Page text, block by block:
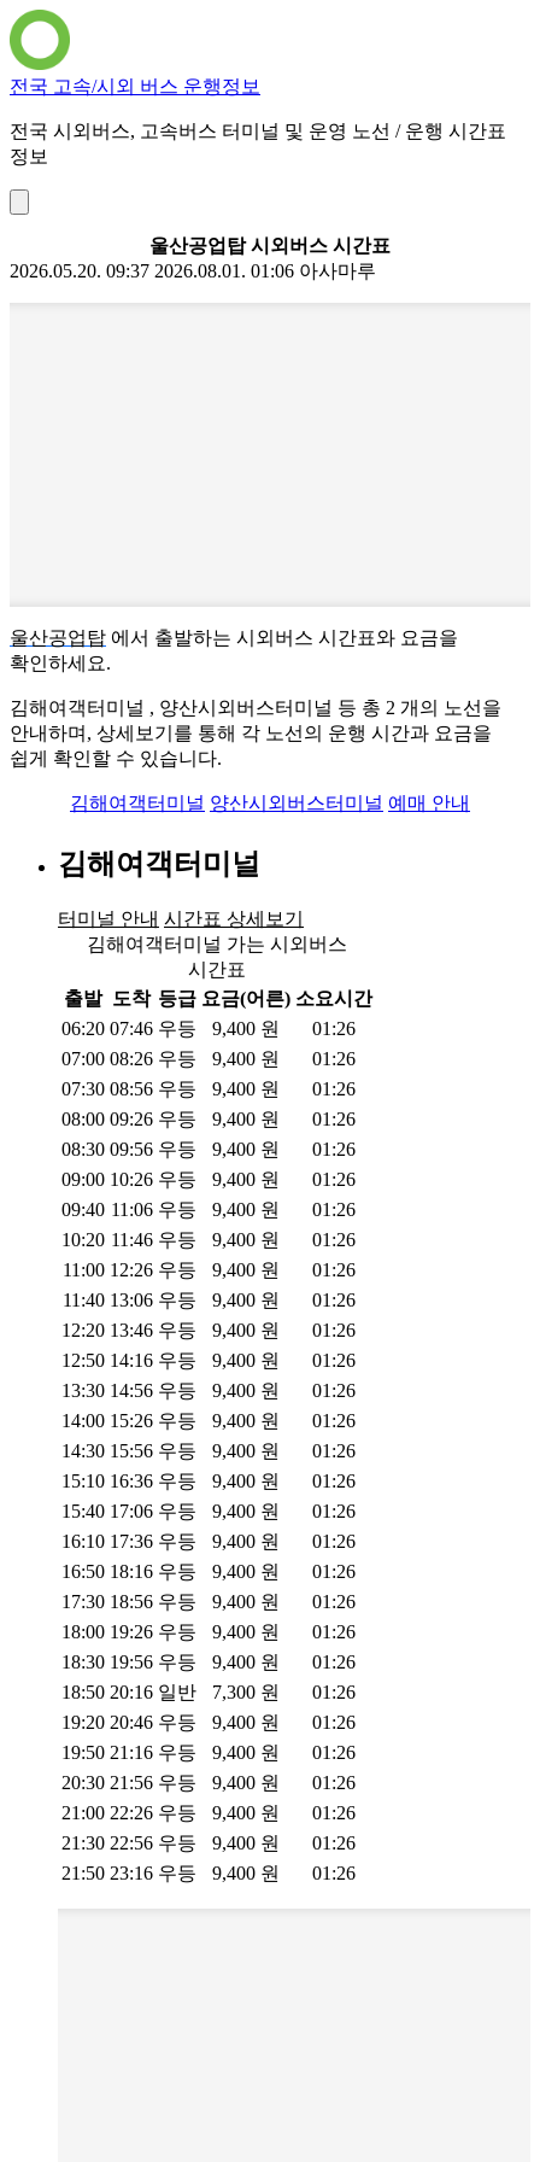
전국 고속/시외 버스 운행정보
전국 시외버스, 고속버스 터미널 및 운영 노선 / 운행 시간표
정보
울산공업탑 시외버스 시간표
2026.05.20. 09:37 2026.08.01. 01:06 아사마루
울산공업탑 에서 출발하는 시외버스 시간표와 요금을
확인하세요.
김해여객터미널 , 양산시외버스터미널 등 총 2 개의 노선을
안내하며, 상세보기를 통해 각 노선의 운행 시간과 요금을
쉽게 확인할 수 있습니다.
김해여객터미널 양산시외버스터미널 예매 안내
김해여객터미널
터미널 안내 시간표 상세보기
김해여객터미널 가는 시외버스
시간표
출발 도착 등급 요금(어른) 소요시간
06:20 07:46 우등 9,400 원
01:26
07:00 08:26 우등 9,400 원
01:26
07:30 08:56 우등 9,400 원
01:26
08:00 09:26 우등 9,400 원
01:26
08:30 09:56 우등 9,400 원
01:26
09:00 10:26 우등 9,400 원
01:26
09:40 11:06 우등 9,400 원
01:26
10:20 11:46 우등 9,400 원
01:26
11:00 12:26 우등 9,400 원
01:26
11:40 13:06 우등 9,400 원
01:26
12:20 13:46 우등 9,400 원
01:26
12:50 14:16 우등 9,400 원
01:26
13:30 14:56 우등 9,400 원
01:26
14:00 15:26 우등 9,400 원
01:26
14:30 15:56 우등 9,400 원
01:26
15:10 16:36 우등 9,400 원
01:26
15:40 17:06 우등 9,400 원
01:26
16:10 17:36 우등 9,400 원
01:26
16:50 18:16 우등 9,400 원
01:26
17:30 18:56 우등 9,400 원
01:26
18:00 19:26 우등 9,400 원
01:26
18:30 19:56 우등 9,400 원
01:26
18:50 20:16 일반 7,300 원
01:26
19:20 20:46 우등 9,400 원
01:26
19:50 21:16 우등 9,400 원
01:26
20:30 21:56 우등 9,400 원
01:26
21:00 22:26 우등 9,400 원
01:26
21:30 22:56 우등 9,400 원
01:26
21:50 23:16 우등 9,400 원 01:26